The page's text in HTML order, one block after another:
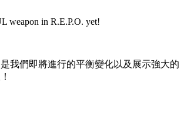
我們即將進行的平衡變化以及展示強大的